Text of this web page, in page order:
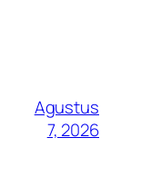
Agustus
7, 2026